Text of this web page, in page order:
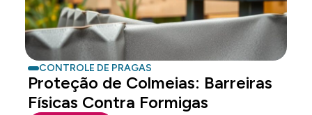
CONTROLE DE PRAGAS
Proteção de Colmeias: Barreiras
Físicas Contra Formigas